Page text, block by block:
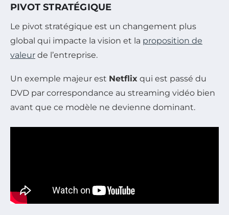
PIVOT STRATÉGIQUE
Le pivot stratégique est un changement plus
global qui impacte la vision et la proposition de
valeur de l’entreprise.
Un exemple majeur est Netflix qui est passé du
DVD par correspondance au streaming vidéo bien
avant que ce modèle ne devienne dominant.